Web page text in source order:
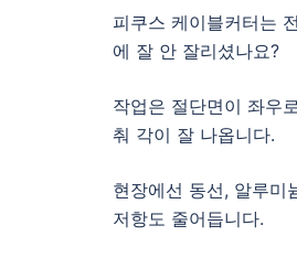
피쿠스 케이블커터는
에 잘 안 잘리셨나요?
작업은 절단면이 좌우
춰 각이 잘 나옵니다.
현장에선 동선, 알루미
저항도 줄어듭니다.